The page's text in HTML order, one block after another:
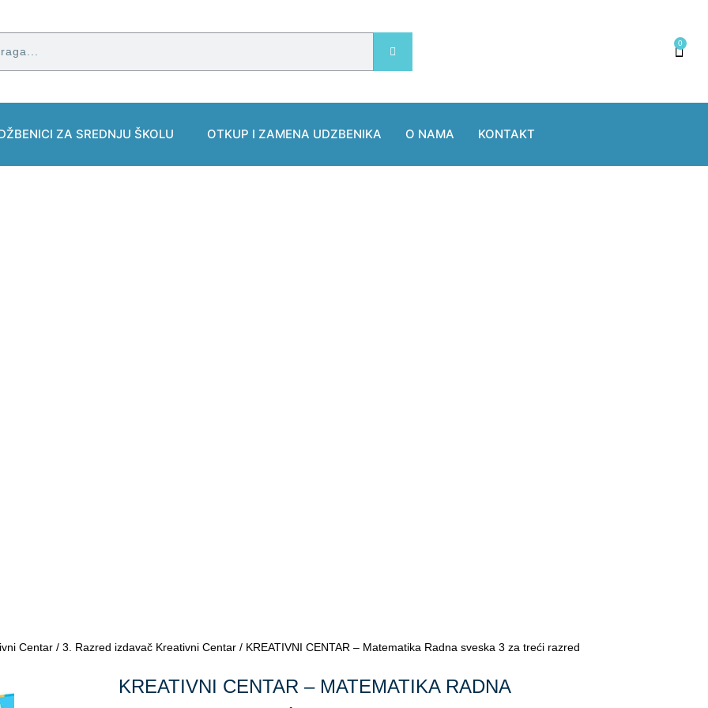
0
ZA SREDNJU ŠKOLU OTKUP I ZAMENA UDZBENIKA O NAMA KONTAKT
Centar/ 3. Razred izdavač Kreativni Centar/ KREATIVNI CENTAR – Matematika Radna sveska 3 za treći razred
KREATIVNI CENTAR – MATEMATIKA RADNA